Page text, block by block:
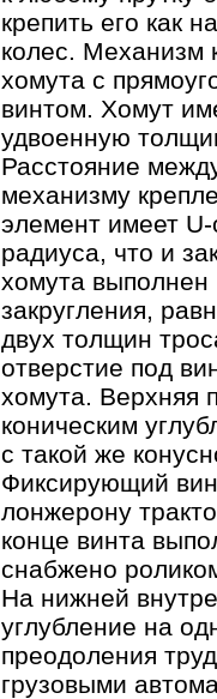
крепить его как
колес. Механизм
хомута с
винтом. Хомут
удвоенную
Расстояние
механизму
элемент имеет
радиуса, что и
хомута
закругления,
двух толщин
отверстие под
хомута. Верхняя
коническим
с такой же
Фиксирующий
лонжерону
конце винта
снабжено
На нижней
углубление на
преодоления
грузовыми